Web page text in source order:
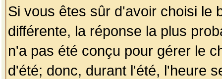
Si vous êtes sûr d'avoir choisi le
différente, la réponse la plus
n'a pas été conçu pour gérer le
d'été; donc, durant l'été, l'heure